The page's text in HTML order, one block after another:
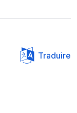
Traduire